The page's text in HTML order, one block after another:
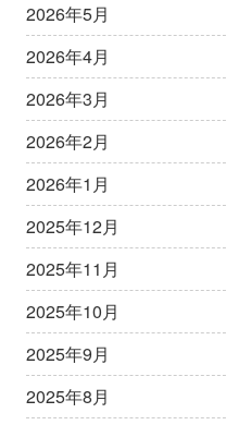
2026年5月
2026年4月
2026年3月
2026年2月
2026年1月
2025年12月
2025年11月
2025年10月
2025年9月
2025年8月